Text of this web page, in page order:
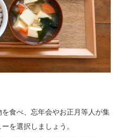
食べ、忘年会やお正月等人が集
を選択しましょう。